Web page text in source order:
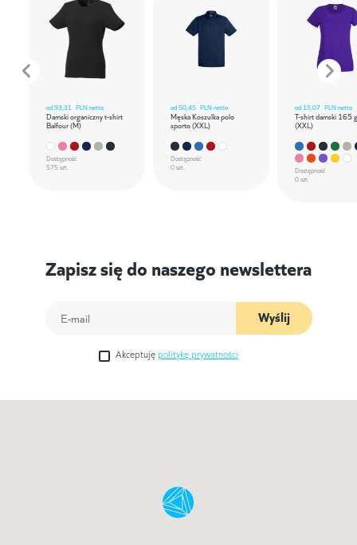
od93,31 PLN netto
Damski organiczny t-shirt
Balfour (M)
Dostępność
575 szt.
od50,45 PLN netto
Męska Koszulka polo
sporto (XXL)
Dostępność
0 szt.
od 15,07 PLN netto
T-shirt damski 165
(XXL)
Dostępność
0 szt.
Zapisz się do naszego newslettera
Wyślij
Akceptuję politykę prywatności